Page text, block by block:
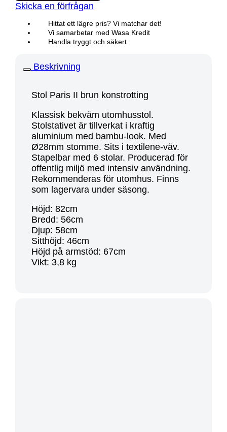
Skicka en förfrågan
Hittat ett lägre pris? Vi matchar det!
Vi samarbetar med Wasa Kredit
Handla tryggt och säkert
Beskrivning
Stol Paris II brun konstrotting
Klassisk bekväm utomhusstol.
Stolstativet är tillverkat i kraftig
aluminium med bambu-look. Med
Ø28mm stomme. Sits i textilene-väv.
Stapelbar med 6 stolar. Producerad för
offentlig miljö med intensiv användning.
Rekommenderas för utomhus. Finns
som lagervara under säsong.
Höjd: 82cm
Bredd: 56cm
Djup: 58cm
Sitthöjd: 46cm
Höjd på armstöd: 67cm
Vikt: 3,8 kg